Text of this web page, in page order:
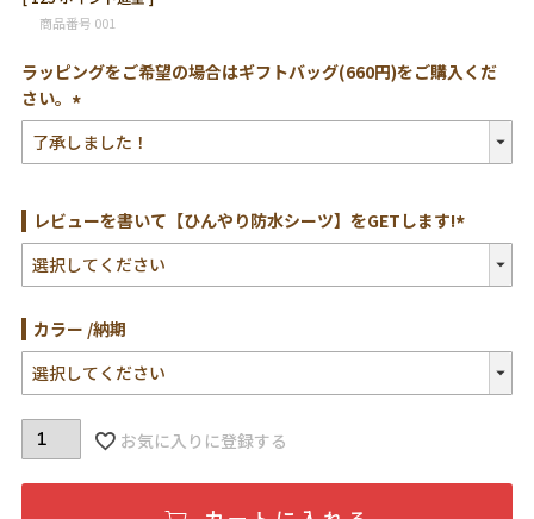
商品番号 001
ラッピングをご希望の場合はギフトバッグ(660円)をご購入くだ
さい。
(必
須)
レビューを書いて【ひんやり防水シーツ】をGETします!
(必
カラー 納期
お気に入りに登録する